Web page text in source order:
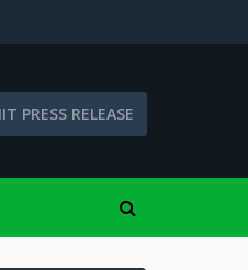
PRESS RELEASE